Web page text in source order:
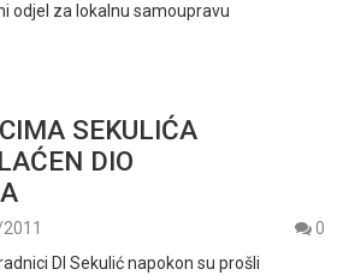
odjel za lokalnu samoupravu
SEKULIĆA
DIO
0
DI Sekulić napokon su prošli